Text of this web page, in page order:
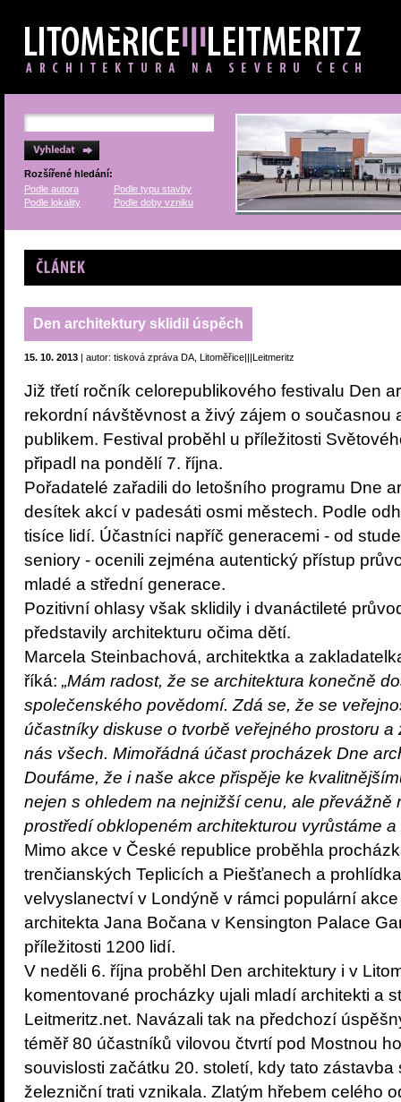
Rozšířené hledání:
Podle autora
Podle typu stavby
Podle lokality
Podle doby vzniku
Článek
Den architektury sklidil úspěch
15. 10. 2013 | autor: tisková zpráva DA, Litoměřice|||Leitmeritz
Již třetí ročník celorepublikového festivalu Den
rekordní návštěvnost a živý zájem o současnou
publikem. Festival proběhl u příležitosti
připadl na pondělí 7. října.
Pořadatelé zařadili do letošního programu Dne
desítek akcí v padesáti osmi městech. Podle
tisíce lidí. Účastníci napříč generacemi - od
seniory - ocenili zejména autentický přístup
mladé a střední generace.
Pozitivní ohlasy však sklidily i dvanáctileté
představily architekturu očima dětí.
Marcela Steinbachová, architektka a
říká: „Mám radost, že se architektura konečně
společenského povědomí. Zdá se, že se
účastníky diskuse o tvorbě veřejného prostoru
nás všech. Mimořádná účast procházek Dne
Doufáme, že i naše akce přispěje ke
nejen s ohledem na nejnižší cenu, ale převážně
prostředí obklopeném architekturou vyrůstáme a
Mimo akce v České republice proběhla
trenčianských Teplicích a Piešťanech a
velvyslanectví v Londýně v rámci populární
architekta Jana Bočana v Kensington Palace
příležitosti 1200 lidí.
V neděli 6. října proběhl Den architektury i v
komentované procházky ujali mladí architekti a
Leitmeritz.net. Navázali tak na předchozí
téměř 80 účastníků vilovou čtvrtí pod Mostnou
souvislosti začátku 20. století, kdy tato
železniční trati vznikala. Zlatým hřebem celého